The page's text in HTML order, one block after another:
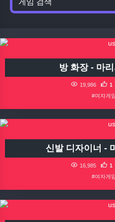
방 화장 - 마
19,986
1
#여자게
신발 디자이너 -
16,985
1
#여자게